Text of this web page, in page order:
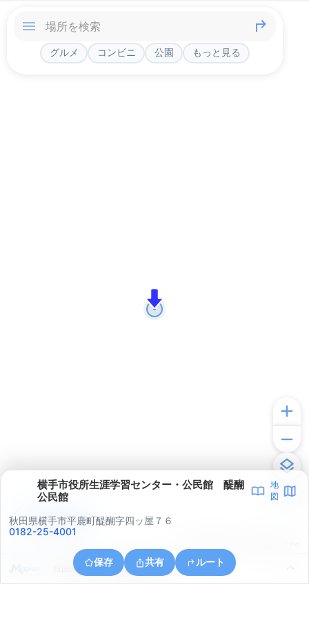
グルメ コンビニ 公園 もっと見る
横手市役所生涯学習センター・公民館 醍醐
公民館
地
図
秋田県横手市平鹿町醍醐字四ッ屋７６
0182-25-4001
保存 共有 ルート
秋田県横手市平鹿町醍醐浅舞山
アプリで見る